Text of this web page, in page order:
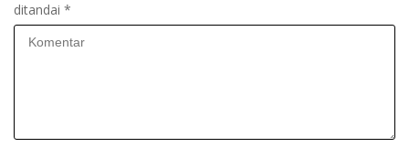
ditandai *